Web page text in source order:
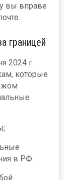
вы вправе
границей
2024 г.
которые
в РФ.